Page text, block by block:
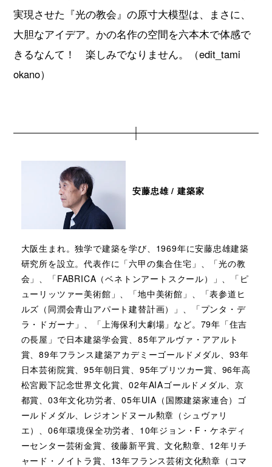
実現させた『光の教会』の原寸大模型は、まさに、
大胆なアイデア。かの名作の空間を六本木で体感で
きるなんて！ 楽しみでなりません。（edit_tami
okano）
安藤忠雄 / 建築家
大阪生まれ。独学で建築を学び、1969年に安藤忠雄建築
研究所を設立。代表作に「六甲の集合住宅」、「光の教
会」、「FABRICA（ベネトンアートスクール）」、「ピ
ューリッツァー美術館」、「地中美術館」、「表参道ヒ
ルズ（同潤会青山アパート建替計画）」、「プンタ・デ
ラ・ドガーナ」、「上海保利大劇場」など。79年「住吉
の長屋」で日本建築学会賞、85年アルヴァ・アアルト
賞、89年フランス建築アカデミーゴールドメダル、93年
日本芸術院賞、95年朝日賞、95年プリツカー賞、96年高
松宮殿下記念世界文化賞、02年AIAゴールドメダル、京
都賞、03年文化功労者、05年UIA（国際建築家連合）ゴ
ールドメダル、レジオンドヌール勲章（シュヴァリ
エ）、06年環境保全功労者、10年ジョン・F・ケネディ
ーセンター芸術金賞、後藤新平賞、文化勲章、12年リチ
ャード・ノイトラ賞、13年フランス芸術文化勲章（コマ